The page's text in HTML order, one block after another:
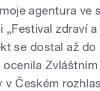
agentura ve
„Festival zdraví
se dostal až do
v Českém